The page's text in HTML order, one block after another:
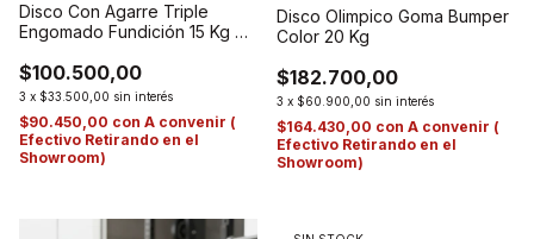
Disco Con Agarre Triple
Engomado Fundición 15 Kg De
$100.500,00
3 x $33.500,00 sin interés
$90.450,00 con A convenir (
Efectivo Retirando en el
Showroom)
Disco Olimpico Goma Bumper
Color 20 Kg
$182.700,00
3 x $60.900,00 sin interés
$164.430,00 con A convenir (
Efectivo Retirando en el
Showroom)